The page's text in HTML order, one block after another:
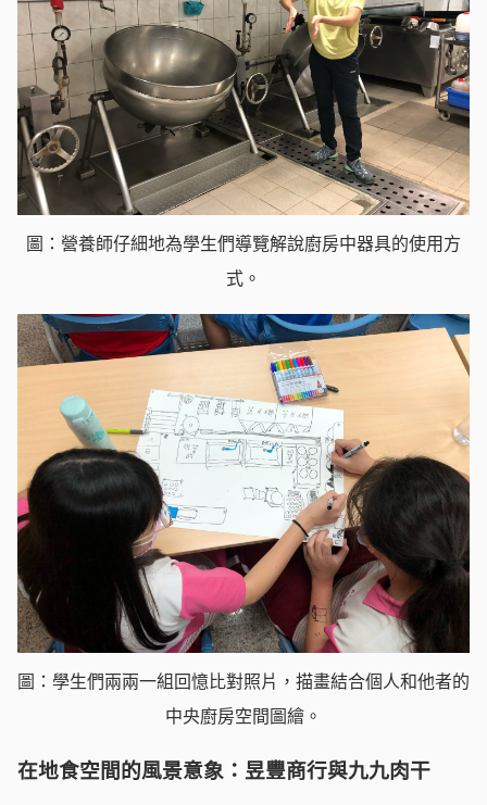
圖：營養師仔細地為學生們導覽解說廚房中器具的使用方
式。
圖：學生們兩兩一組回憶比對照片，描畫結合個人和他者的
中央廚房空間圖繪。
在地食空間的風景意象：昱豐商行與九九肉干